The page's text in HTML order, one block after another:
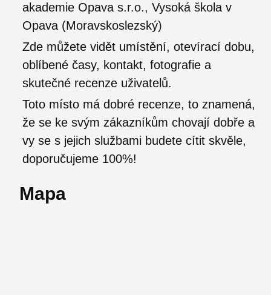
akademie Opava s.r.o., Vysoká škola v
Opava (Moravskoslezský)
Zde můžete vidět umístění, otevírací dobu,
oblíbené časy, kontakt, fotografie a
skutečné recenze uživatelů.
Toto místo má dobré recenze, to znamená,
že se ke svým zákazníkům chovají dobře a
vy se s jejich službami budete cítit skvěle,
doporučujeme 100%!
Mapa